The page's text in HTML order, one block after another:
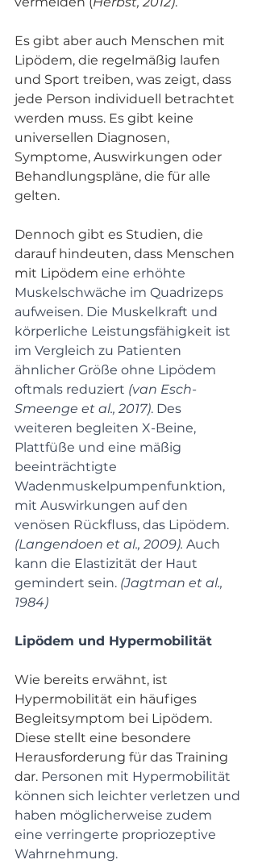
Es gibt aber auch Menschen mit
Lipödem, die regelmäßig laufen
und Sport treiben, was zeigt, dass
jede Person individuell betrachtet
werden muss. Es gibt keine
universellen Diagnosen,
Symptome, Auswirkungen oder
Behandlungspläne, die für alle
gelten.
Dennoch gibt es Studien, die
darauf hindeuten, dass Menschen
mit Lipödem eine erhöhte
Muskelschwäche im Quadrizeps
aufweisen. Die Muskelkraft und
körperliche Leistungsfähigkeit ist
im Vergleich zu Patienten
ähnlicher Größe ohne Lipödem
oftmals reduziert (van Esch-
Smeenge et al., 2017). Des
weiteren begleiten X-Beine,
Plattfüße und eine mäßig
beeinträchtigte
Wadenmuskelpumpenfunktion,
mit Auswirkungen auf den
venösen Rückfluss, das Lipödem.
(Langendoen et al., 2009). Auch
kann die Elastizität der Haut
gemindert sein. (Jagtman et al.,
1984)
Lipödem und Hypermobilität
Wie bereits erwähnt, ist
Hypermobilität ein häufiges
Begleitsymptom bei Lipödem.
Diese stellt eine besondere
Herausforderung für das Training
dar. Personen mit Hypermobilität
können sich leichter verletzen und
haben möglicherweise zudem
eine verringerte propriozeptive
Wahrnehmung.